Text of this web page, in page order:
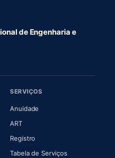
de Engenharia e
aba)
nova aba)
SERVIÇOS
Anuidade
ART(abre em nova aba)
Registro
Tabela de Serviços